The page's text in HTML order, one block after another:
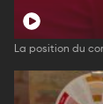
La position du